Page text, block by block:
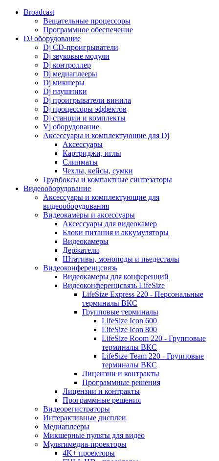
Broadcast
Вещательные процессоры
Программное обеспечение
DJ оборудование
Dj CD-проигрыватели
Dj звуковые модули
Dj контроллер
Dj медиаплееры
Dj микшеры
Dj наушники
Dj проигрыватели винила
Dj процессоры эффектов
Dj станции и комплекты
Vj оборудование
Аксессуары и комплектующие для Dj
Аксессуары
Картриджи, иглы
Слипматы
Чехлы, кейсы, сумки
Грувбоксы и компактные синтезаторы
Видеооборудование
Аксессуары и комплектующие для
видеооборудования
Видеокамеры и аксессуары
Аксессуары для видеокамер
Блоки питания и аккумуляторы
Видеокамеры
Держатели
Штативы, моноподы и пьедесталы
Видеоконференцсвязь
Видеокамеры для конференций
Видеоконференцсвязь LifeSize
LifeSize Express 220 - Персональные
терминалы ВКС
Групповые терминалы
LifeSize Icon 600
LifeSize Icon 800
LifeSize Room 220 - Групповые
терминалы ВКС
LifeSize Team 220 - Групповые
терминалы ВКС
Лицензии и контракты
Программные решения
Лицензии и контракты
Программные решения
Видеорегистраторы
Интерактивные дисплеи
Медиаплееры
Микшерные пульты для видео
Мультимедиа-проекторы
4K+ проекторы